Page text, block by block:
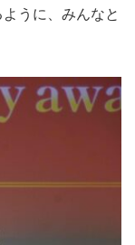
うに、みんなと